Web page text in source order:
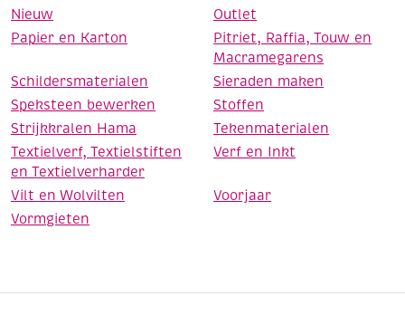
Nieuw
Outlet
Papier en Karton
Pitriet, Raffia, Touw en
Macramegarens
Schildersmaterialen
Sieraden maken
Speksteen bewerken
Stoffen
Strijkkralen Hama
Tekenmaterialen
Textielverf, Textielstiften
en Textielverharder
Verf en Inkt
Vilt en Wolvilten
Voorjaar
Vormgieten